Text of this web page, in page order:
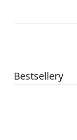
Bestsellery